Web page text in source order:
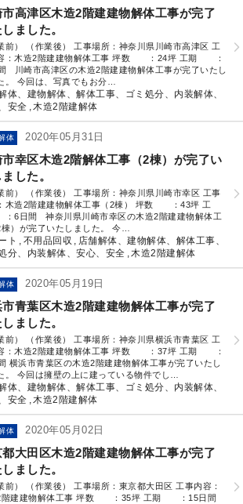
市高津区木造2階建建物解体工事が完了
ました。
前） （作業後） 工事場所：神奈川県川崎市高津区 工
：木造2階建建物解体工事 坪数 ：24坪 工期 ：
川崎市高津区の木造2階建建物解体工事が完了いたし
。 今回は、写真でもお分…
体、建物解体、解体工事、ゴミ処分、内装解体、
安全 木造2階建解体
体 2020年05月31日
市幸区木造2階解体工事（2棟）が完了い
した。
前） （作業後） 工事場所：神奈川県川崎市幸区 工事
木造2階建建物解体工事（2棟） 坪数 ：43坪 工
日間 神奈川県川崎市幸区の木造2階建建物解体工
）が完了いたしました。 今…
ト 不用品回収
店舗解体、建物解体、解体工事、
分、内装解体、安心、安全 木造2階建解体
体 2020年05月19日
青葉区木造2階建建物解体工事が完了
ました。
前） （作業後） 工事場所：神奈川県横浜市青葉区 工
：木造2階建建物解体工事 坪数 ：37坪 工期 ：
横浜市青葉区の木造2階建建物解体工事が完了いたし
。 今回は擁壁の上に建っている物件でし…
体、建物解体、解体工事、ゴミ処分、内装解体、
安全 木造2階建解体
体 2020年05月02日
大田区木造2階建建物解体工事が完了
ました。
前） （作業後） 工事場所：東京都大田区 工事内容：
階建建物解体工事 坪数 ：35坪 工期 ：15日間